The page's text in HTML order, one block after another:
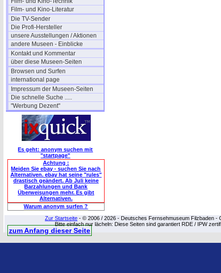
Film- und Kino-Literatur
Die TV-Sender
Die Profi-Hersteller
unsere Ausstellungen / Aktionen
andere Museen - Einblicke
Kontakt und Kommentar
über diese Museen-Seiten
Browsen und Surfen
international page
Impressum der Museen-Seiten
Die schnelle Suche .....
"Werbung Dezent"
Es geht: anonym suchen mit
"startpage"
Achtung :
Meiden Sie ebay - suchen Sie nach
Alternativen. ebay hat seine "rules"
drastisch geändert. Ab Juli keine
Barzahlungen und Bank
Überweisungen mehr. Es gibt
Alternativen.
Warum anonym surfen ?
Zur Startseite - © 2006 / 2026 - Deutsches Fernsehmuseum Filzbaden -
Bitte einfach nur lächeln: Diese Seiten sind garantiert RDE / IPW
zum Anfang dieser Seite